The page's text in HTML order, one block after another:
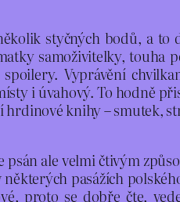
styčných bodů, a
samoživitelky, touha
Vyprávění
i úvahový. To hodně
knihy – smutek,
ale velmi čtivým
některých pasážích
proto se dobře čte,